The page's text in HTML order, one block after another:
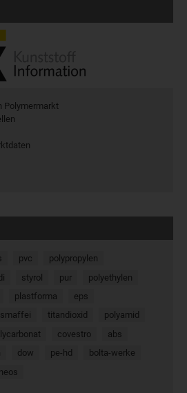
Polymermarkt
pvc
polypropylen
styrol pur
polyethylen
plastforma
eps
titandioxid
polyamid
covestro
abs
dow pe-hd
bolta-werke